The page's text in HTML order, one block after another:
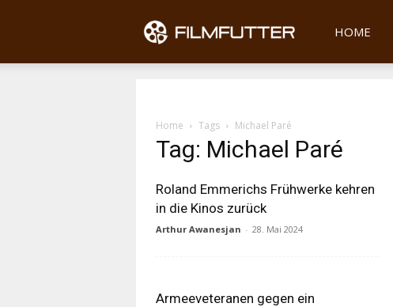
Filmfutter
HOME
Home Tags Michael Paré
Tag: Michael Paré
Roland Emmerichs Frühwerke kehren
in die Kinos zurück
Arthur Awanesjan - 28. Mai 2024
Armeeveteranen gegen ein